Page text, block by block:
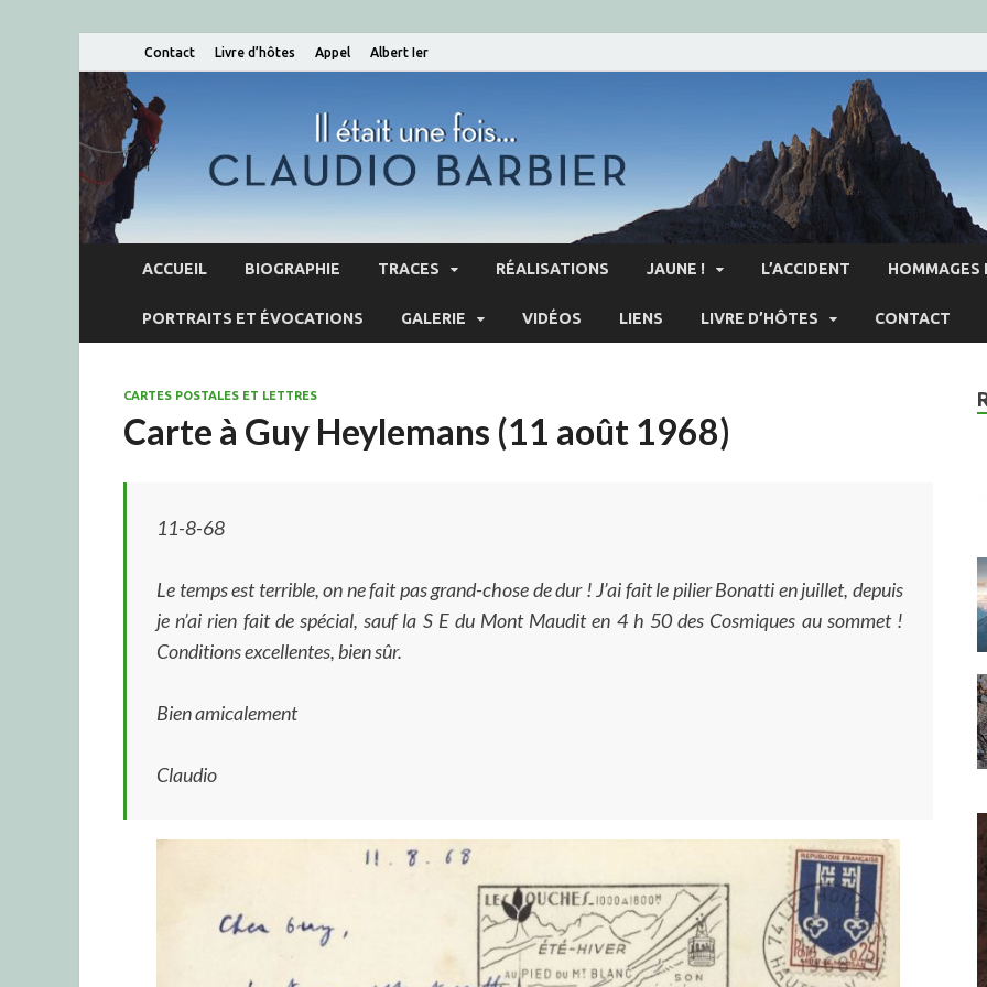
Contact Livre d’hôtes Appel Albert Ier
ACCUEIL BIOGRAPHIE TRACES RÉALISATIONS JAUNE ! L’ACCIDENT HOMMAGES
PORTRAITS ET ÉVOCATIONS GALERIE VIDÉOS LIENS LIVRE D’HÔTES CONTACT
CARTES POSTALES ET LETTRES
Carte à Guy Heylemans (11 août 1968)
11-8-68
Le temps est terrible, on ne fait pas grand-chose de dur ! J’ai fait le pilier Bonatti en juillet, depuis
je n’ai rien fait de spécial, sauf la S E du Mont Maudit en 4 h 50 des Cosmiques au sommet !
Conditions excellentes, bien sûr.
Bien amicalement
Claudio